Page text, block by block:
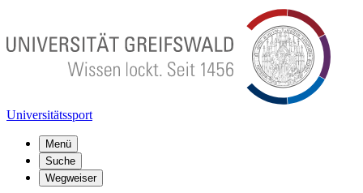
Universitätssport
Menü
Suche
Wegweiser